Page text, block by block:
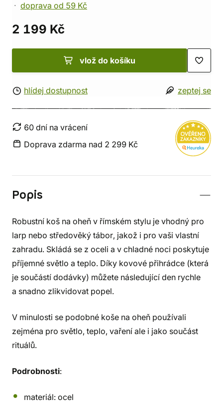
doprava od 59 Kč
2 199 Kč
vlož do košíku
hlídej dostupnost zeptej se
60 dní na vrácení
Doprava zdarma nad 2 299 Kč
Popis
Robustní koš na oheň v římském stylu je vhodný pro
larp nebo středověký tábor, jakož i pro vaši vlastní
zahradu. Skládá se z oceli a v chladné noci poskytuje
příjemné světlo a teplo. Díky kovové přihrádce (která
je součástí dodávky) můžete následující den rychle
a snadno zlikvidovat popel.
V minulosti se podobné koše na oheň používali
zejména pro světlo, teplo, vaření ale i jako součást
rituálů.
Podrobnosti:
materiál: ocel